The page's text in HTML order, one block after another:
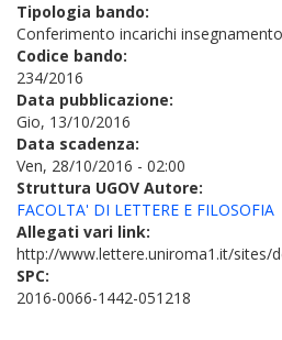
Tipologia bando:
Conferimento incarichi insegnamento
Codice bando:
234/2016
Data pubblicazione:
Gio, 13/10/2016
Data scadenza:
Ven, 28/10/2016 - 02:00
Struttura UGOV Autore:
FACOLTA' DI LETTERE E FILOSOFIA
Allegati vari link:
http://www.lettere.uniroma1.it/sites/
SPC:
2016-0066-1442-051218